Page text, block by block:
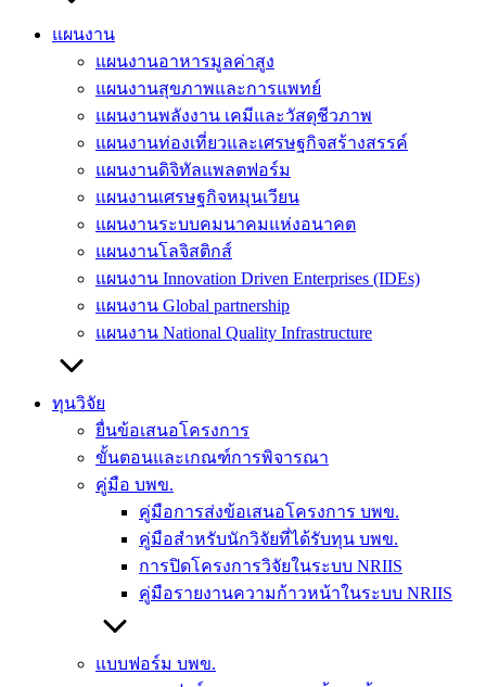
แผนงาน
แผนงานอาหารมูลค่าสูง
แผนงานสุขภาพและการแพทย์
แผนงานพลังงาน เคมีและวัสดุชีวภาพ
แผนงานท่องเที่ยวและเศรษฐกิจสร้างสรรค์
แผนงานดิจิทัลแพลตฟอร์ม
แผนงานเศรษฐกิจหมุนเวียน
แผนงานระบบคมนาคมแห่งอนาคต
แผนงานโลจิสติกส์
แผนงาน Innovation Driven Enterprises (IDEs)
แผนงาน Global partnership
แผนงาน National Quality Infrastructure
ทุนวิจัย
ยื่นข้อเสนอโครงการ
ขั้นตอนและเกณฑ์การพิจารณา
คู่มือ บพข.
คู่มือการส่งข้อเสนอโครงการ บพข.
คู่มือสำหรับนักวิจัยที่ได้รับทุน บพข.
การปิดโครงการวิจัยในระบบ NRIIS
คู่มือรายงานความก้าวหน้าในระบบ NRIIS
แบบฟอร์ม บพข.